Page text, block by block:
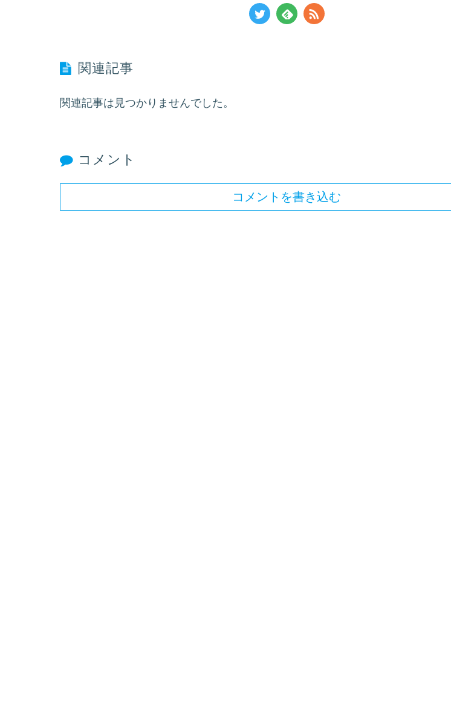
関連記事
関連記事は見つかりませんでした。
コメント
コメントを書き込む